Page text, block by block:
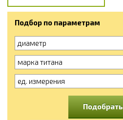
Подбор по параметрам
диаметр
марка титана
ед. измерения
Подобрать